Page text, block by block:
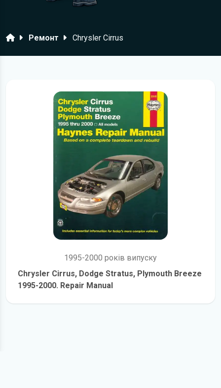
ГоловнаРемонт Chrysler Cirrus
1995-2000 років випуску
Chrysler Cirrus, Dodge Stratus, Plymouth Breeze
1995-2000. Repair Manual